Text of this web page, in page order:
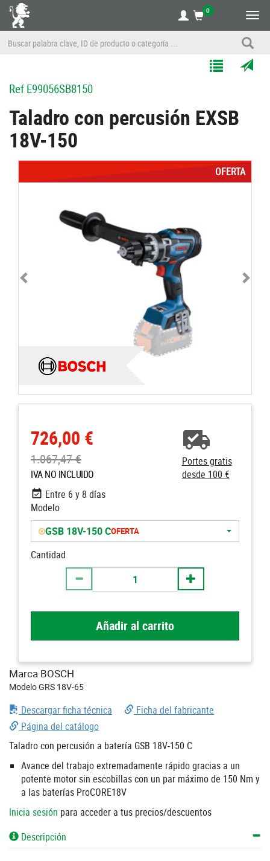
0
Listas
OFERTA
RefE99056SB8150
Taladro con percusión EXSB
18V-150
726,00 €
1.067,47 €
IVA NO INCLUIDO
Portes gratis
desde 100 €
Entre 6 y 8 días
Modelo
GSB 18V-150 COFERTA
Cantidad
Añadir al carrito
Marca BOSCH
Modelo GRS 18V-65
Descargar ficha técnica
Ficha del fabricante
Página del catálogo
Taladro con percusión a batería GSB 18V-150 C
Avance del trabajo extremadamente rápido gracias a un
potente motor sin escobillas con un par máximo de 150 Nm y
a las baterías ProCORE18V
Inicia sesión para acceder a tus precios/descuentos
Descripción